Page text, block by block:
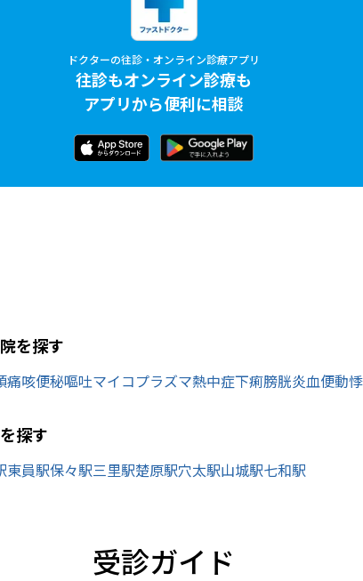
ドクターの往診・オンライン診療アプリ
往診もオンライン診療も
アプリから便利に相談
を探す
痛咳便秘嘔吐マイコプラズマ熱中症下痢膀胱炎血便動悸
探す
東員駅保々駅三里駅楚原駅穴太駅山城駅七和駅
受診ガイド